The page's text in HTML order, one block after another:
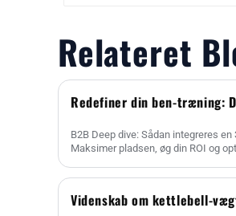
Relateret
Redefiner din ben-træning:
B2B Deep dive: Sådan integreres
Maksimer pladsen, øg din ROI og
Videnskab om kettlebell-